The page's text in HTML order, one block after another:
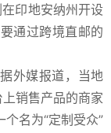
印地安纳州开设
通过跨境直邮的
据外媒报道，当地
销售产品的商家
名为“定制受众”